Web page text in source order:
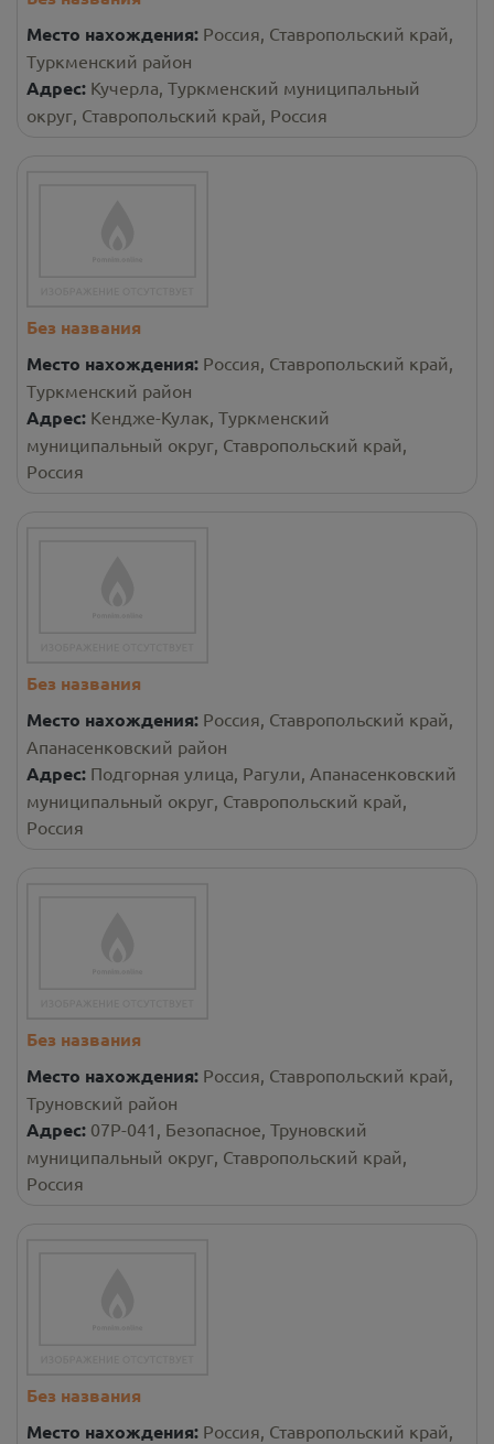
Место нахождения: Россия, Ставропольский край,
Туркменский район
Адрес: Кучерла, Туркменский муниципальный
округ, Ставропольский край, Россия
Без названия
Место нахождения: Россия, Ставропольский край,
Туркменский район
Адрес: Кендже-Кулак, Туркменский
муниципальный округ, Ставропольский край,
Россия
Без названия
Место нахождения: Россия, Ставропольский край,
Апанасенковский район
Адрес: Подгорная улица, Рагули, Апанасенковский
муниципальный округ, Ставропольский край,
Россия
Без названия
Место нахождения: Россия, Ставропольский край,
Труновский район
Адрес: 07Р-041, Безопасное, Труновский
муниципальный округ, Ставропольский край,
Россия
Без названия
Место нахождения: Россия, Ставропольский край,